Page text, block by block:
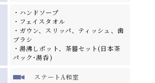
・ハンドソープ
・フェイスタオル
・ガウン、スリッパ、ティッシュ、歯
ブラシ
・湯沸しポット、茶器セット(日本茶
パック･湯呑)
ステートA和室